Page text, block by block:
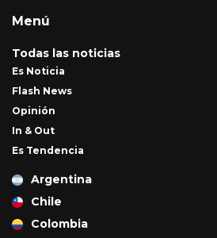
Menú
Todas las noticias
Es Noticia
Flash News
Opinión
In & Out
Es Tendencia
Argentina
Chile
Colombia